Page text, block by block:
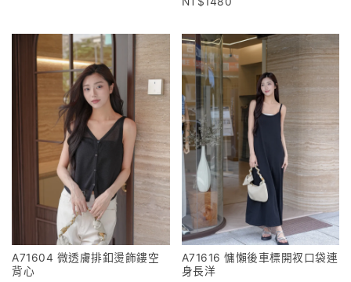
A71604 微透膚排釦燙飾鏤空
背心
A71616 慵懶後車標開衩口袋連
身長洋